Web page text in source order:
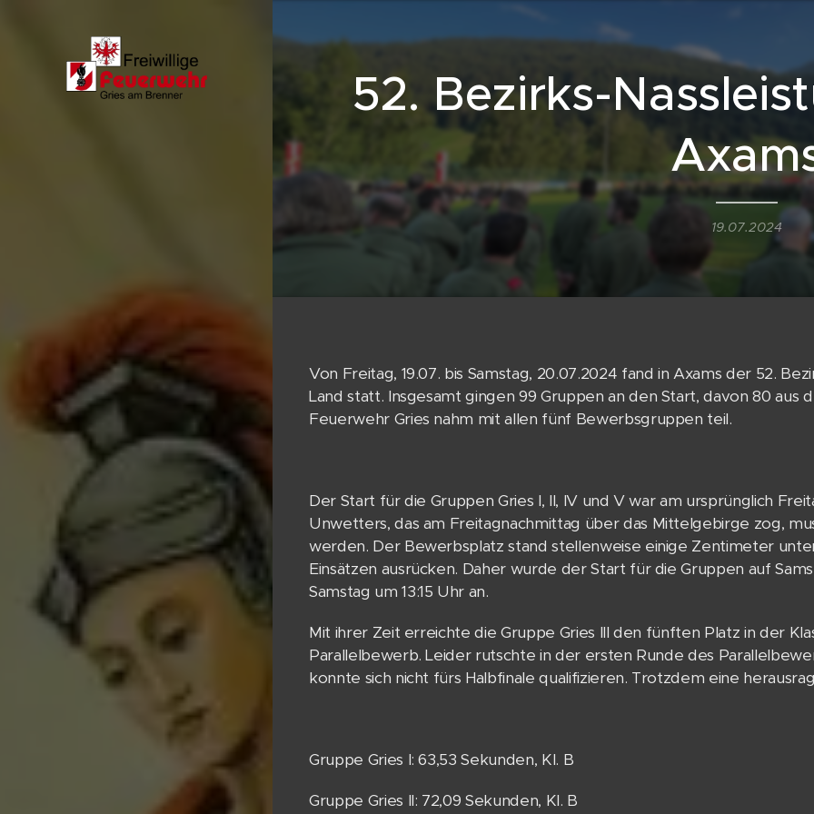
52. Bezirks-
19.07.2024
Von Freitag, 19.07. bis Samstag, 20.07.2024 fand in Axams der 52.
Land statt. Insgesamt gingen 99 Gruppen an den Start, davon 80 aus
Feuerwehr Gries nahm mit allen fünf Bewerbsgruppen teil.
Der Start für die Gruppen Gries I, II, IV und V war am ursprünglich
Unwetters, das am Freitagnachmittag über das Mittelgebirge zog,
werden. Der Bewerbsplatz stand stellenweise einige Zentimeter
Einsätzen ausrücken. Daher wurde der Start für die Gruppen auf
Samstag um 13:15 Uhr an.
Mit ihrer Zeit erreichte die Gruppe Gries III den fünften Platz in der
Parallelbewerb. Leider rutschte in der ersten Runde des
konnte sich nicht fürs Halbfinale qualifizieren. Trotzdem eine
Gruppe Gries I: 63,53 Sekunden, Kl. B
Gruppe Gries II: 72,09 Sekunden, Kl. B